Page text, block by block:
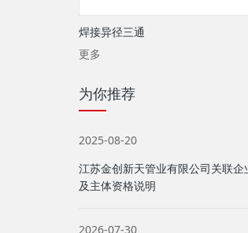
焊接异径三通
更多
为你推荐
2025-08-20
江苏金创新天管业有限公司关联企
及主体资格说明
2026-07-30